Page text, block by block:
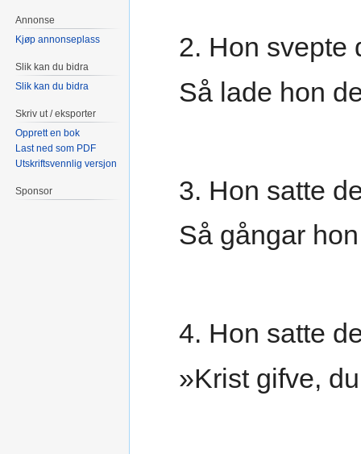
2. Hon svepte
Så lade hon
3. Hon satte
Så gångar
4. Hon satte
»Krist gifve,
Annonse
Kjøp annonseplass
Slik kan du bidra
Slik kan du bidra
Skriv ut / eksporter
Opprett en bok
Last ned som PDF
Utskriftsvennlig versjon
Sponsor